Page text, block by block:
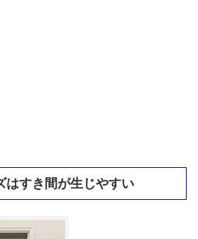
はすき間が生じやすい